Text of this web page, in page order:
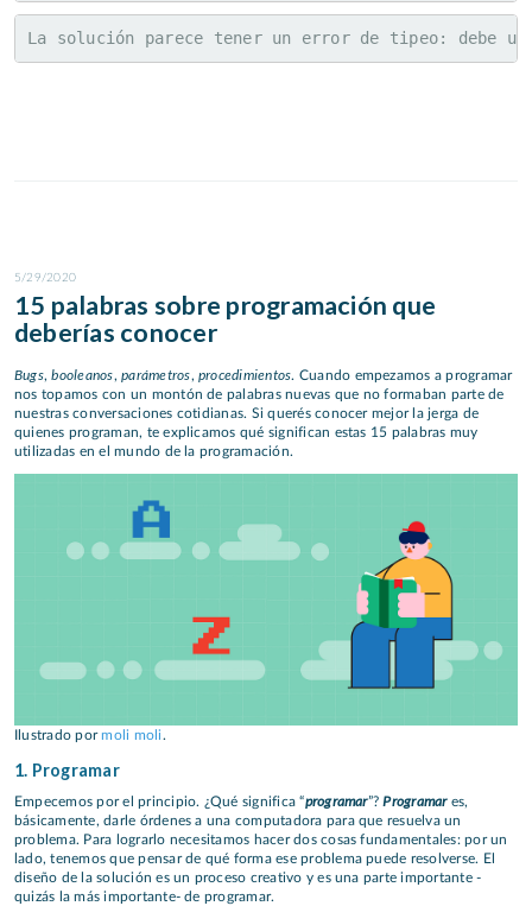
La solución parece tener un error de tipeo: debe
5/29/2020
15 palabras sobre programación que
deberías conocer
Bugs,booleanos,parámetros, procedimientos. Cuando empezamos a programar
nos topamos con un montón de palabras nuevas que no formaban parte de
nuestras conversaciones cotidianas. Si querés conocer mejor la jerga de
quienes programan, te explicamos qué significan estas 15 palabras muy
utilizadas en el mundo de la programación.
Ilustrado pormoli moli .
1. Programar
Empecemos por el principio. ¿Qué significa “programar”?Programares,
básicamente, darle órdenes a una computadora para que resuelva un
problema. Para lograrlo necesitamos hacer dos cosas fundamentales: por un
lado, tenemos que pensar de qué forma ese problema puede resolverse. El
diseño de la solución es un proceso creativo y es una parte importante -
quizás la más importante- de programar.